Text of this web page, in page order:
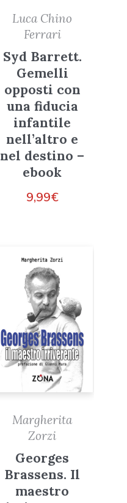
Luca Chino
Ferrari
Syd Barrett.
Gemelli
opposti con
una fiducia
infantile
nell’altro e
nel destino –
ebook
9,99€
Margherita
Zorzi
Georges
Brassens. Il
maestro